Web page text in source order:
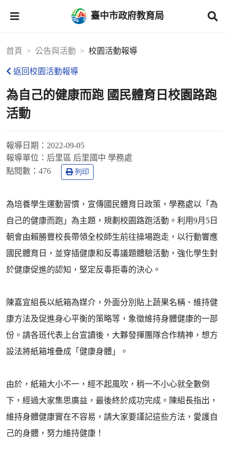
臺中市政府教育局
首頁 公告與活動 校園活動報導
返回校園活動報導
為自己的健康而跑 國民體育日校園路跑
活動
報導日期： 2022-09-05
報導單位： 后里區 后里國中 學務處
點閱數： 476 列印
為培養學生運動習慣，宣傳國民體育日政策，學務處以「為
自己的健康而跑」為主題，規劃校園路跑活動。利用9月5日
朝會由賴勝豐校長帶領全校師生前往操場跑走，以行動響應
國民體育日，並穿插健康和反毒議題體驗活動，強化學生對
於健康促進的認知，堅定反毒拒毒的決心。
陳嘉宜組長以紙箱為媒介，外面分別貼上蔬果名稱、維持健
康方法及促進身心平衡的策略等，象徵維持身體健康的一部
份。請各班代表上台宣讀後，大夥發揮團隊合作精神，想方
設法將紙箱堆疊成「健康身體」。
由於，紙箱大小不一，經不起風吹，稍一不小心就全數倒
下，經過大家集思廣益，最後終於成功完成。陳組長指出，
維持身體健康實在不容易，請大家要謹記這些方法，愛護自
己的身體，努力維持健康！